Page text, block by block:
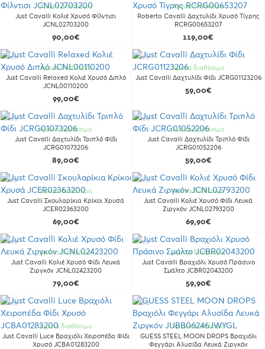
Άμεσα διαθέσιμο
Just Cavalli Κολιέ Χρυσό Φίλντισι
JCNL02703200
90,00€
Άμεσα διαθέσιμο
Roberto Cavalli Δαχτυλίδι Χρυσό Τίγρης
RCRG00653207
119,00€
Νέο
Άμεσα διαθέσιμο
Just Cavalli Relaxed Κολιέ Χρυσό Διπλό
JCNL00110200
99,00€
Νέο
Άμεσα διαθέσιμο
Just Cavalli Δαχτυλίδι Φίδι JCRG01123206
59,00€
Νέο
Άμεσα διαθέσιμο
Just Cavalli Δαχτυλίδι Τριπλό Φίδι
JCRG01073206
89,00€
Νέο
Άμεσα διαθέσιμο
Just Cavalli Δαχτυλίδι Τριπλό Φίδι
JCRG01052206
59,00€
Νέο
Άμεσα διαθέσιμο
Just Cavalli Σκουλαρίκια Κρίκοι Χρυσά
JCER02363200
69,00€
Νέο
Άμεσα διαθέσιμο
Just Cavalli Κολιέ Χρυσό Φίδι Λευκά
Ζιργκόν JCNL02793200
69,90€
Νέο
Άμεσα διαθέσιμο
Just Cavalli Κολιέ Χρυσό Φίδι Λευκά
Ζιργκόν JCNL02423200
79,00€
Νέο
Άμεσα διαθέσιμο
Just Cavalli Βραχιόλι Χρυσό Πράσινο
Σμάλτο JCBR02043200
59,90€
Νέο
Άμεσα διαθέσιμο
Just Cavalli Luce Βραχιόλι Χειροπέδα Φίδι
Χρυσό JCBA01283200
Νέο
Άμεσα διαθέσιμο
GUESS STEEL MOON DROPS Βραχιόλι
Φεγγάρι Αλυσίδα Λευκά Ζιργκόν